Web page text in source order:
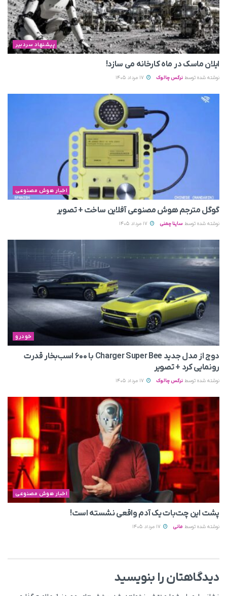
پیشنهاد سردبیر
ایلان ماسک در ماه کارخانه می سازد!
نوشته شده توسط نرگس چالوک
اخبار هوش مصنوعی
گوگل مترجم هوش مصنوعی آفلاین ساخت + تصویر
نوشته شده توسط ساینا چمنی
خودرو
دوج از مدل جدید Charger Super Bee با ۶۰۰ اسب‌بخار قدرت
رونمایی کرد + تصویر
نوشته شده توسط نرگس چالوک
اخبار هوش مصنوعی
پشت این چت‌بات یک آدم واقعی نشسته است!
نوشته شده توسط مانی
دیدگاهتان را بنویسید